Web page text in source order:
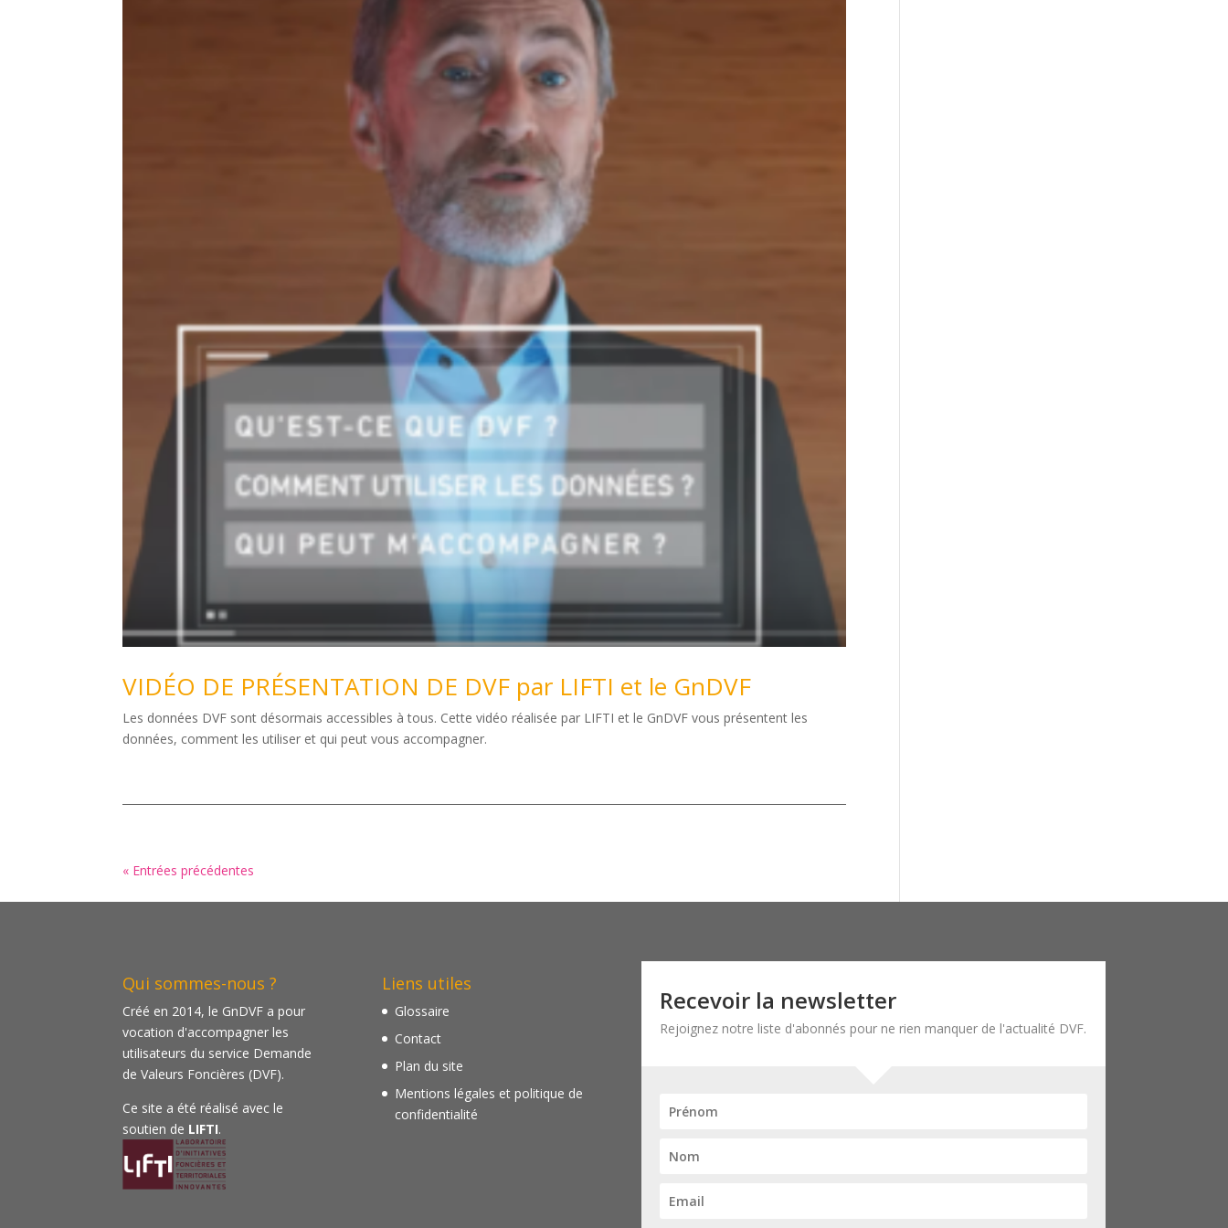
VIDÉO DE PRÉSENTATION DE DVF par LIFTI et le GnDVF
Les données DVF sont désormais accessibles à tous. Cette vidéo réalisée par LIFTI et le GnDVF vous présentent les
données, comment les utiliser et qui peut vous accompagner.
« Entrées précédentes
Qui sommes-nous ?
Créé en 2014, le GnDVF a pour
vocation d'accompagner les
utilisateurs du service Demande
de Valeurs Foncières (DVF).
Ce site a été réalisé avec le
soutien de LIFTI.
Liens utiles
Glossaire
Contact
Plan du site
Mentions légales et politique de
confidentialité
Recevoir la newsletter
Rejoignez notre liste d'abonnés pour ne rien manquer de l'actualité DVF.